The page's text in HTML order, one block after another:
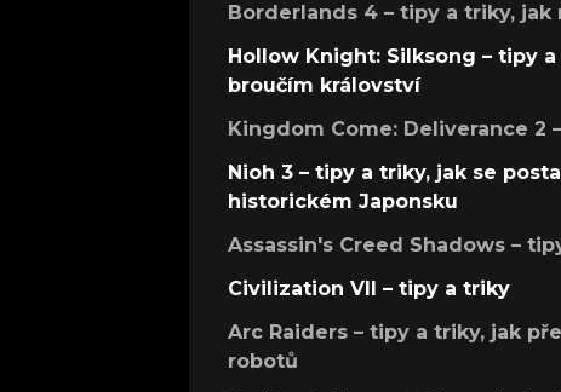
Borderlands 4 – tipy a triky,
Hollow Knight: Silksong – tipy
broučím království
Kingdom Come: Deliverance 2
Nioh 3 – tipy a triky, jak se
historickém Japonsku
Assassin's Creed Shadows –
Civilization VII – tipy a triky
Arc Raiders – tipy a triky, jak
robotů